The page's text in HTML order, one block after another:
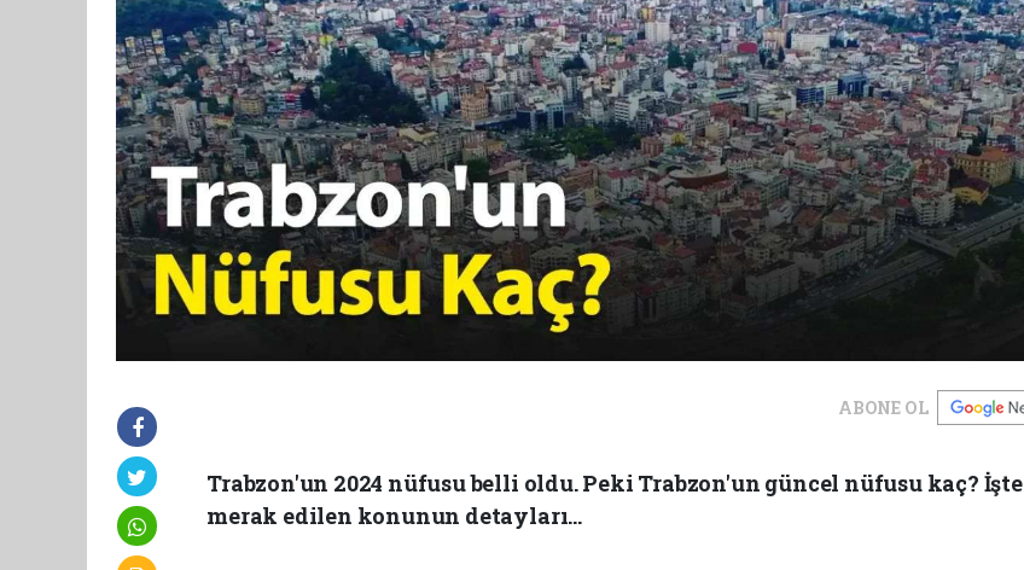
ABONE OL
Trabzon'un 2024 nüfusu belli oldu. Peki Trabzon'un güncel nüfusu kaç? İşte
merak edilen konunun detayları...